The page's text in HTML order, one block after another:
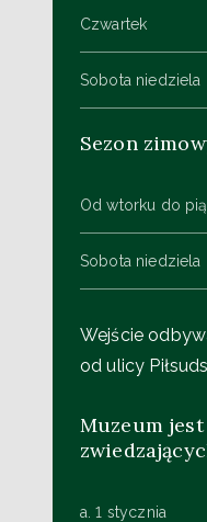
Czwartek
Sobota niedziela
Sezon
Od wtorku do
Sobota niedziela
Wejście
od ulicy
Muzeum
a. 1 stycznia